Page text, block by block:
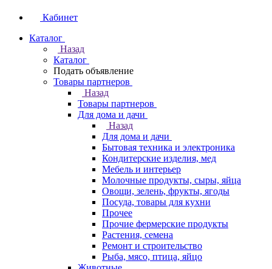
Кабинет
Каталог
Назад
Каталог
Подать объявление
Товары партнеров
Назад
Товары партнеров
Для дома и дачи
Назад
Для дома и дачи
Бытовая техника и электроника
Кондитерские изделия, мед
Мебель и интерьер
Молочные продукты, сыры, яйца
Овощи, зелень, фрукты, ягоды
Посуда, товары для кухни
Прочее
Прочие фермерские продукты
Растения, семена
Ремонт и строительство
Рыба, мясо, птица, яйцо